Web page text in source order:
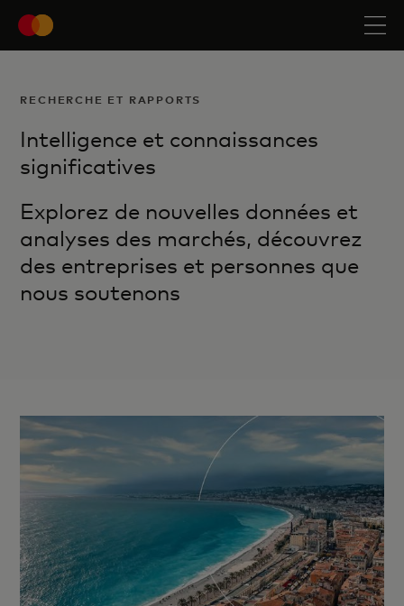
RECHERCHE ET RAPPORTS
Intelligence et connaissances
significatives
Explorez de nouvelles données et
analyses des marchés, découvrez
des entreprises et personnes que
nous soutenons